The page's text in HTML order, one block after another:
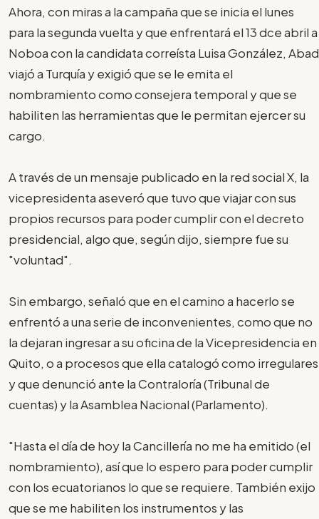
Ahora, con miras a la campaña que se inicia el lunes
para la segunda vuelta y que enfrentará el 13 dce abril a
Noboa con la candidata correísta Luisa González, Abad
viajó a Turquía y exigió que se le emita el
nombramiento como consejera temporal y que se
habiliten las herramientas que le permitan ejercer su
cargo.
A través de un mensaje publicado en la red social X, la
vicepresidenta aseveró que tuvo que viajar con sus
propios recursos para poder cumplir con el decreto
presidencial, algo que, según dijo, siempre fue su
"voluntad".
Sin embargo, señaló que en el camino a hacerlo se
enfrentó a una serie de inconvenientes, como que no
la dejaran ingresar a su oficina de la Vicepresidencia en
Quito, o a procesos que ella catalogó como irregulares
y que denunció ante la Contraloría (Tribunal de
cuentas) y la Asamblea Nacional (Parlamento).
"Hasta el día de hoy la Cancillería no me ha emitido (el
nombramiento), así que lo espero para poder cumplir
con los ecuatorianos lo que se requiere. También exijo
que se me habiliten los instrumentos y las